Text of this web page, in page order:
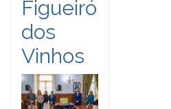
Figueiró
dos
Vinhos